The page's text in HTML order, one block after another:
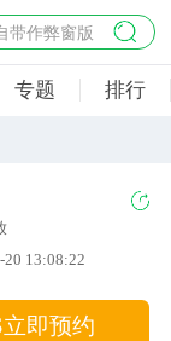
带作弊窗版
解版
专题 排行
13:08:22
即预约